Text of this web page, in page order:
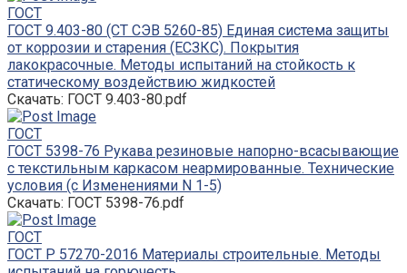
ГОСТ
ГОСТ 9.403-80 (СТ СЭВ 5260-85) Единая система защиты
от коррозии и старения (ЕСЗКС). Покрытия
лакокрасочные. Методы испытаний на стойкость к
статическому воздействию жидкостей
Скачать: ГОСТ 9.403-80.pdf
ГОСТ
ГОСТ 5398-76 Рукава резиновые напорно-всасывающие
с текстильным каркасом неармированные. Технические
условия (с Изменениями N 1-5)
Скачать: ГОСТ 5398-76.pdf
ГОСТ
ГОСТ Р 57270-2016 Материалы строительные. Методы